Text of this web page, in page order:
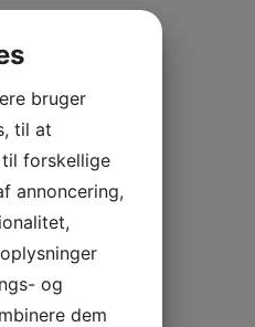
bruger
til at
forskellige
annoncering,
og
dem